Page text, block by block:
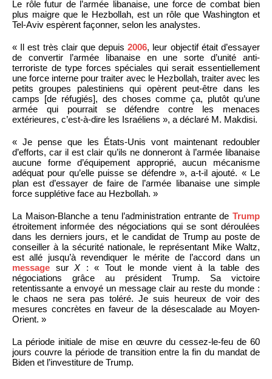
Le rôle futur de l’armée libanaise, une force de combat bien
plus maigre que le Hezbollah, est un rôle que Washington et
Tel-Aviv espèrent façonner, selon les analystes.
« Il est très clair que depuis2006, leur objectif était d’essayer
de convertir l’armée libanaise en une sorte d’unité anti-
terroriste de type forces spéciales qui serait essentiellement
une force interne pour traiter avec le Hezbollah, traiter avec les
petits groupes palestiniens qui opèrent peut-être dans les
camps [de réfugiés], des choses comme ça, plutôt qu’une
armée qui pourrait se défendre contre les menaces
extérieures, c’est-à-dire les Israéliens », a déclaré M. Makdisi.
« Je pense que les États-Unis vont maintenant redoubler
d’efforts, car il est clair qu’ils ne donneront à l’armée libanaise
aucune forme d’équipement approprié, aucun mécanisme
adéquat pour qu’elle puisse se défendre », a-t-il ajouté. « Le
plan est d’essayer de faire de l’armée libanaise une simple
force supplétive face au Hezbollah. »
La Maison-Blanche a tenu l’administration entrante de Trump
étroitement informée des négociations qui se sont déroulées
dans les derniers jours, et le candidat de Trump au poste de
conseiller à la sécurité nationale, le représentant Mike Waltz,
est allé jusqu’à revendiquer le mérite de l’accord dans un
message surX: « Tout le monde vient à la table des
négociations grâce au président Trump. Sa victoire
retentissante a envoyé un message clair au reste du monde :
le chaos ne sera pas toléré. Je suis heureux de voir des
mesures concrètes en faveur de la désescalade au Moyen-
Orient. »
La période initiale de mise en œuvre du cessez-le-feu de 60
jours couvre la période de transition entre la fin du mandat de
Biden et l’investiture de Trump.